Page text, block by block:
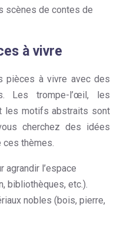
scènes de contes de
à vivre
pièces à vivre avec des
Les trompe-l’œil, les
les motifs abstraits sont
cherchez des idées
ces thèmes.
l’espace
bibliothèques, etc.).
nobles (bois, pierre,